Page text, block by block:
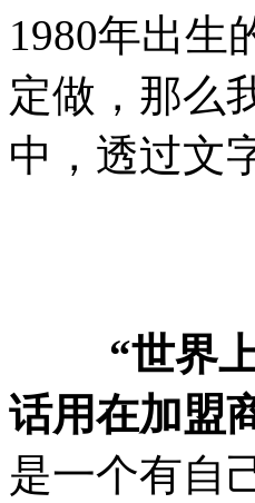
1980年出生
定做，那么
中，透过文
“世界
话用在加盟
是一个有自